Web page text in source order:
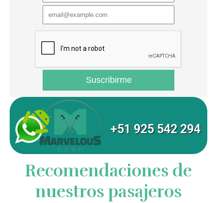
+51 925 542 294
Recomendaciones de
nuestros pasajeros